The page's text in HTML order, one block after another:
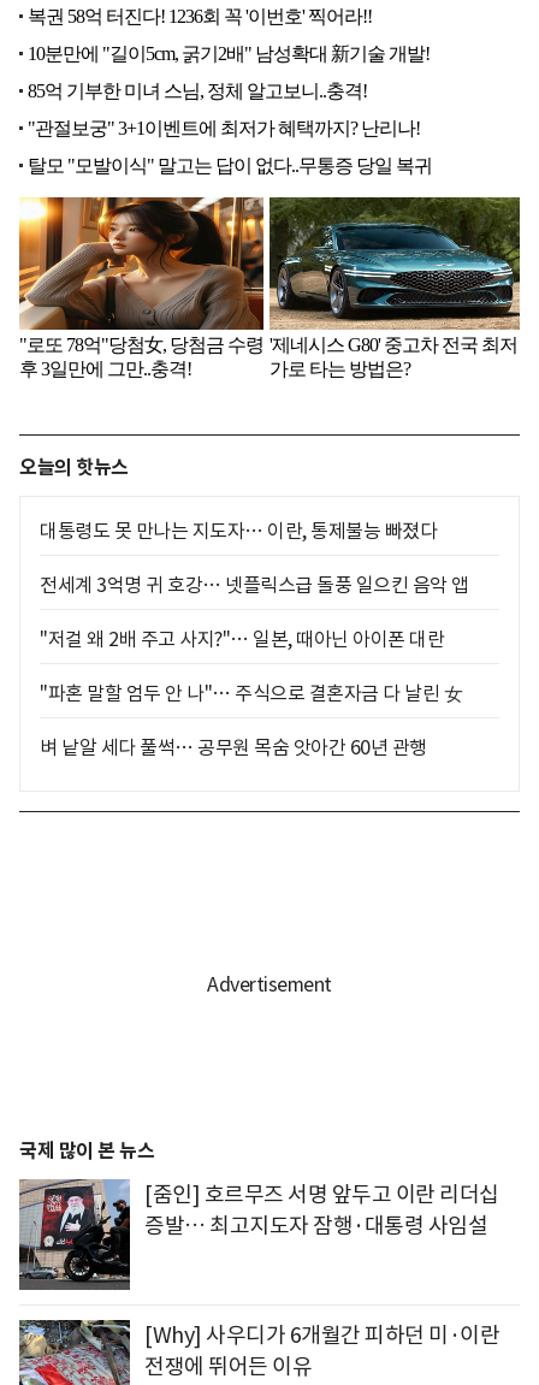
오늘의 핫뉴스
대통령도 못 만나는 지도자… 이란, 통제불능 빠졌다
전세계 3억명 귀 호강… 넷플릭스급 돌풍 일으킨 음악 앱
"저걸 왜 2배 주고 사지?"… 일본, 때아닌 아이폰 대란
"파혼 말할 엄두 안 나"… 주식으로 결혼자금 다 날린 女
벼 낱알 세다 풀썩… 공무원 목숨 앗아간 60년 관행
국제 많이 본 뉴스
[줌인] 호르무즈 서명 앞두고 이란 리더십
증발… 최고지도자 잠행·대통령 사임설
[Why] 사우디가 6개월간 피하던 미·이란
전쟁에 뛰어든 이유